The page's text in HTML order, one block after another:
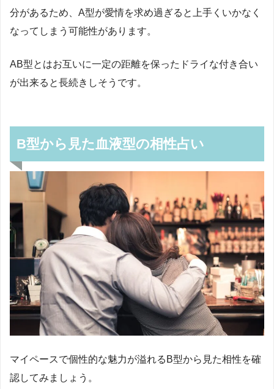
分があるため、 A型が愛情を求め過ぎると上手くいかなく
なってしまう可能性があります。
AB型とはお互いに一定の距離を保ったドライな付き合い
が出来ると長続きしそうです。
B型から見た血液型の相性占い
マイペースで個性的な魅力が溢れる B型から見た相性を確
認してみましょう。